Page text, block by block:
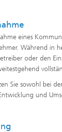
eines
Während in
oder den
Sie sowohl bei
und